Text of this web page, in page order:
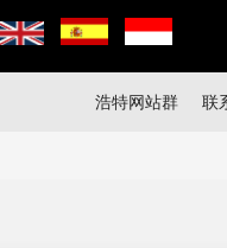
浩特网站群 联